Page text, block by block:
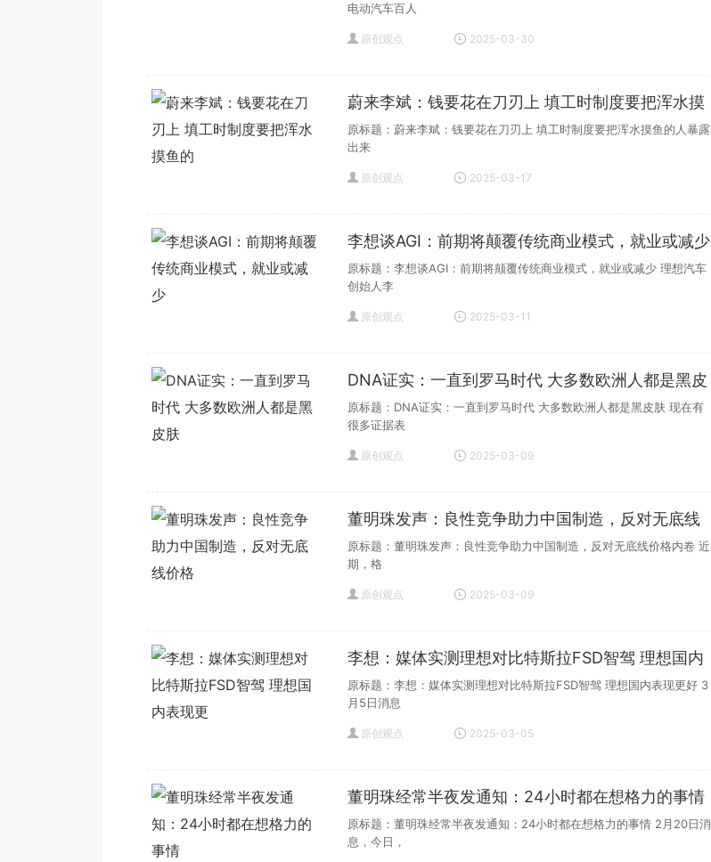
电动汽车百人
原创观点
2025-03-30
蔚来李斌：钱要花在刀刃上 填工时制度要把浑水摸
鱼的
原标题：蔚来李斌：钱要花在刀刃上 填工时制度要把浑水摸鱼的人暴露
出来
原创观点
2025-03-17
李想谈AGI：前期将颠覆传统商业模式，就业或减少
原标题：李想谈AGI：前期将颠覆传统商业模式，就业或减少 理想汽车
创始人李
原创观点
2025-03-11
DNA证实：一直到罗马时代 大多数欧洲人都是黑皮
肤
原标题：DNA证实：一直到罗马时代 大多数欧洲人都是黑皮肤 现在有
很多证据表
原创观点
2025-03-09
董明珠发声：良性竞争助力中国制造，反对无底线
价格
原标题：董明珠发声：良性竞争助力中国制造，反对无底线价格内卷 近
期，格
原创观点
2025-03-09
李想：媒体实测理想对比特斯拉FSD智驾 理想国内
表现更
原标题：李想：媒体实测理想对比特斯拉FSD智驾 理想国内表现更好 3
月5日消息
原创观点
2025-03-05
董明珠经常半夜发通知：24小时都在想格力的事情
原标题：董明珠经常半夜发通知：24小时都在想格力的事情 2月20日消
息，今日，